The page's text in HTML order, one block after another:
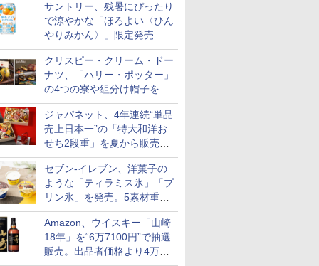
サントリー、残暑にぴったり
で涼やかな「ほろよい〈ひん
やりみかん〉」限定発売
クリスピー・クリーム・ドー
ナツ、「ハリー・ポッター」
の4つの寮や組分け帽子をイ
メージしたドーナツなど発売
ジャパネット、4年連続“単品
売上日本一”の「特大和洋お
せち2段重」を夏から販売。
73品・年越しそば付き
セブン-イレブン、洋菓子の
ような「ティラミス氷」「プ
リン氷」を発売。5素材重ね
と2層仕立ての濃厚な味わい
Amazon、ウイスキー「山崎
18年」を“6万7100円”で抽選
販売。出品者価格より4万